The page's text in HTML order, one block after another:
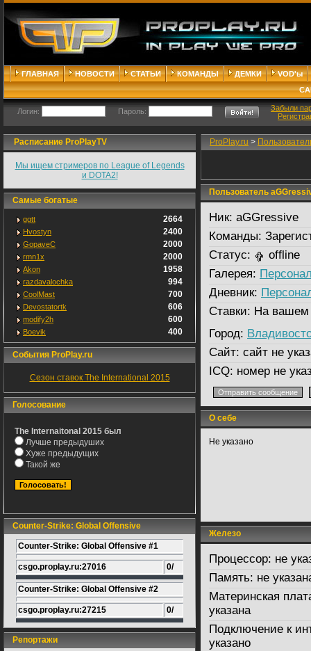
ГЛАВНАЯ НОВОСТИ СТАТЬИ КОМАНДЫ ДЕМКИ
VOD'ы
Логин: Пароль:
Забыли
Расписание ProPlayTV
Мы ищем стримеров по League of Legends
и DOTA2!
Самые богатые
ggtt 2664
Hvostyn 2400
GopaveC 2000
rmn1x 2000
Akon 1958
razdavalochka 994
CoolMast 700
Devostatortk 606
modify2h 600
Boevik 400
События ProPlay.ru
Сезон ставок The International 2015
Голосование
The Internaitonal 2015 был
Лучше предыдуших
Хуже предыдущих
Такой же
Counter-Strike: Global Offensive
Counter-Strike: Global Offensive #1
csgo.proplay.ru:27016 0/
Counter-Strike: Global Offensive #2
csgo.proplay.ru:27215 0/
Репортажи
ProPlay.ru >
Пользователь
Ник: aGGressive
Команды:
Статус:
offline
Галерея:
Дневник:
Ставки: На вашем
Город:
Сайт: сайт не
ICQ: номер не
О себе
Не указано
Железо
Процессор: не
Память: не
Материнская
указана
Подключение к
указано